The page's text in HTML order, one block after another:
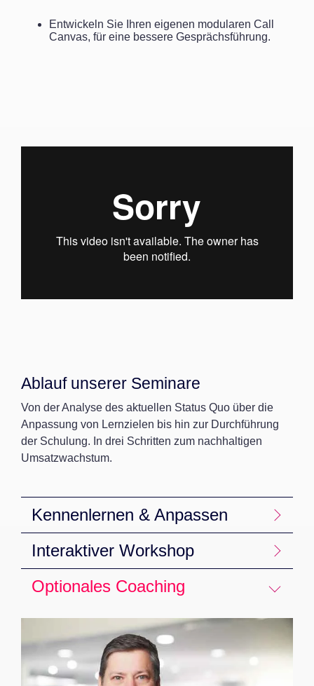
Entwickeln Sie Ihren eigenen modularen Call
Canvas, für eine bessere Gesprächsführung.
Ablauf unserer Seminare
Von der Analyse des aktuellen Status Quo über die
Anpassung von Lernzielen bis hin zur Durchführung
der Schulung. In drei Schritten zum nachhaltigen
Umsatzwachstum.
Kennenlernen & Anpassen
Interaktiver Workshop
Optionales Coaching